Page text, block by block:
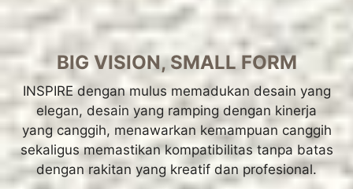
BIG VISION, SMALL FORM
INSPIRE dengan mulus memadukan desain yang
elegan, desain yang ramping dengan kinerja
yang canggih, menawarkan kemampuan canggih
sekaligus memastikan kompatibilitas tanpa batas
dengan rakitan yang kreatif dan profesional.